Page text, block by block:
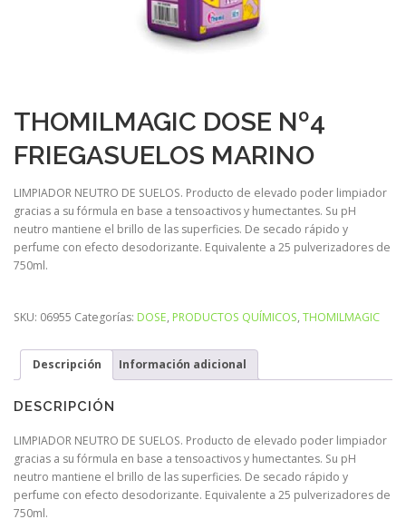
THOMILMAGIC DOSE Nº4
FRIEGASUELOS MARINO
LIMPIADOR NEUTRO DE SUELOS. Producto de elevado poder limpiador
gracias a su fórmula en base a tensoactivos y humectantes. Su pH
neutro mantiene el brillo de las superficies. De secado rápido y
perfume con efecto desodorizante. Equivalente a 25 pulverizadores de
750ml.
SKU: 06955 Categorías: DOSE, PRODUCTOS QUÍMICOS, THOMILMAGIC
Descripción Información adicional
DESCRIPCIÓN
LIMPIADOR NEUTRO DE SUELOS. Producto de elevado poder limpiador
gracias a su fórmula en base a tensoactivos y humectantes. Su pH
neutro mantiene el brillo de las superficies. De secado rápido y
perfume con efecto desodorizante. Equivalente a 25 pulverizadores de
750ml.